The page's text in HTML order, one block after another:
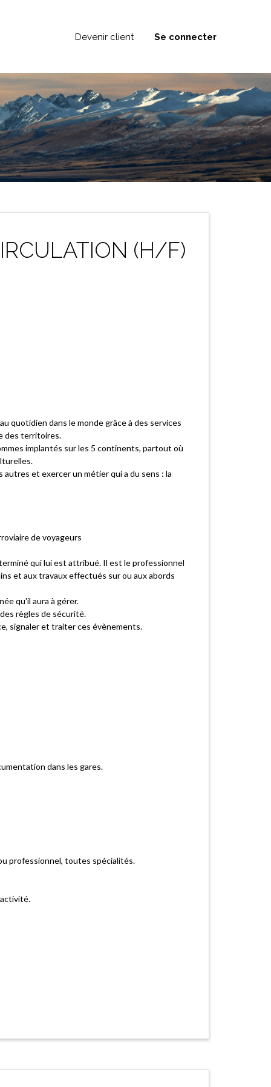
Devenir client Se connecter
(H/F)
quotidien dans le monde grâce à des services
des territoires.
implantés sur les 5 continents, partout où
et exercer un métier qui a du sens : la
de voyageurs
qui lui est attribué. Il est le professionnel
et aux travaux effectués sur ou aux abords
qu'il aura à gérer.
règles de sécurité.
signaler et traiter ces évènements.
dans les gares.
professionnel, toutes spécialités.